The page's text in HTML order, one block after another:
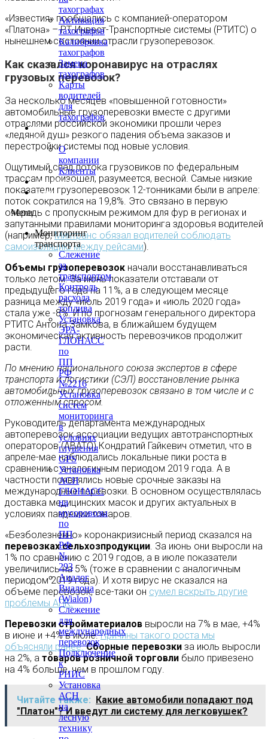
тахографах
Активация
тахографов
Калибровка
тахографов
Замена
тахографов
Карты
водителей
для
тахографов
О
нас
О
компании
Клиенты
Контакты
Блог
Menu
Мониторинг
транспорта
Слежение
за
транспортом
Контроль
расхода
топлива
Установка
ЭРА-
ГЛОНАСС
по
ПП
РФ
№2216
Установка
систем
мониторинга
в
условиях
глушения
GPS
Установка
АСН
ГЛОНАСС
на
мусоровозы
по
ПП
РФ
№
293
Аналог
Виалона
(Wialon)
Слежение
для
международных
перевозок
Подключение
к
РНИС
Установка
АСН
на
лесную
технику
«Известия» пообщались с компанией-оператором
«Платона» – РТ-Инвест-Транспортные системы (РТИТС) о
нынешнем состоянии отрасли грузоперевозок.
Как сказался коронавирус на отраслях
грузовых перевозок?
За несколько месяцев «повышенной готовности»
автомобильные грузоперевозки вместе с другими
отраслями российской экономики прошли через
«ледяной душ» резкого падения объема заказов и
перестройки системы под новые условия.
Ощутимый спад потока грузовиков по федеральным
трассам произошел, разумеется, весной. Самые низкие
показатели грузоперевозок 12-тонниками были в апреле:
поток сократился на 19,8%. Это связано в первую
очередь с пропускным режимом для фур в регионах и
запутанными правилами мониторинга здоровья водителей
(например,Минтранс обязал водителей соблюдать
самоизоляцию между рейсами).
Объемы грузоперевозок начали восстанавливаться
только летом. За июнь показатели отставали от
предыдущего года на 11%, а в следующем месяце
разница между «июль 2019 года» и «июль 2020 года»
стала уже -8%. И по прогнозам генерального директора
РТИТС Антона Замкова, в ближайшем будущем
экономическая активность перевозчиков продолжит
расти.
По мнению национального союза экспертов в сфере
транспорта и логистики (СЭЛ) восстановление рынка
автомобильных грузоперевозок связано в том числе и с
отложенным спросом.
Руководитель департамента международных
автоперевозок ассоциации ведущих автотранспортных
операторов (АВАТО) Кондратий Гайкевич отметил, что в
апреле-мае наблюдались локальные пики роста в
сравнении с аналогичным периодом 2019 года. А в
частности появлялись новые срочные заказы на
международные перевозки. В основном осуществлялась
доставка медицинских масок и других актуальных в
условиях пандемии товаров.
«Безболезненно» коронакризисный период сказался на
перевозках сельхозпродукции. За июнь они выросли на
1% по сравнению с 2019 годов, а в июле показатели
увеличились на 5% (тоже в сравнении с аналогичным
периодом 2019 года). И хотя вирус не сказался на
объеме перевозок, все-таки он сумел вскрыть другие
проблемы АПК.
Перевозки стройматериалов выросли на 7% в мае, +4%
в июне и +4% в июле.Причины такого роста мы
объясняли ранее. Сборные перевозки за июль выросли
на 2%, а товаров розничной торговли было привезено
на 4% больше, чем в прошлом году.
Читайте также:
Какие автомобили попадают под
"Платон"? И введут ли систему для легковушек?